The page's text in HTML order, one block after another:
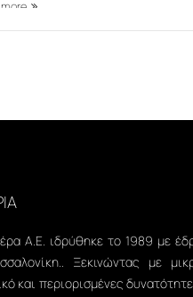
Α.Ε. ιδρύθηκε το 1989 με
Ξεκινώντας με
και περιορισμένες